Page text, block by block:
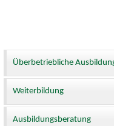
Überbetriebliche
Weiterbildung
Ausbildungsberatung